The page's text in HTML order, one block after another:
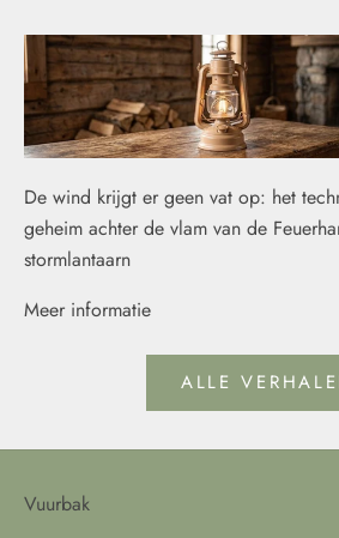
De wind krijgt er geen vat op: het
geheim achter de vlam van de
stormlantaarn
Meer informatie
ALLE
Vuurbak